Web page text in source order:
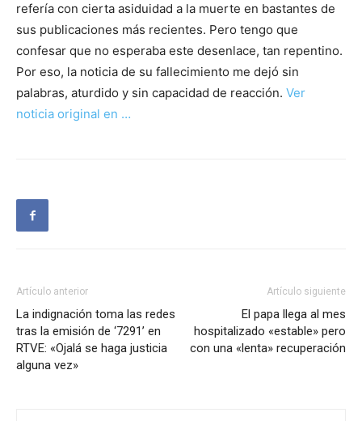
refería con cierta asiduidad a la muerte en bastantes de
sus publicaciones más recientes. Pero tengo que
confesar que no esperaba este desenlace, tan repentino.
Por eso, la noticia de su fallecimiento me dejó sin
palabras, aturdido y sin capacidad de reacción. Ver
noticia original en …
Artículo anterior
La indignación toma las redes
tras la emisión de ‘7291’ en
RTVE: «Ojalá se haga justicia
alguna vez»
Artículo siguiente
El papa llega al mes
hospitalizado «estable» pero
con una «lenta» recuperación